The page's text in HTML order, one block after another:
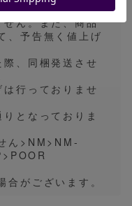
ん。また、商品
、予告無く値上げ
、同梱発送させ
行っておりませ
となっておりま
ん>NM>NM-
がございます。